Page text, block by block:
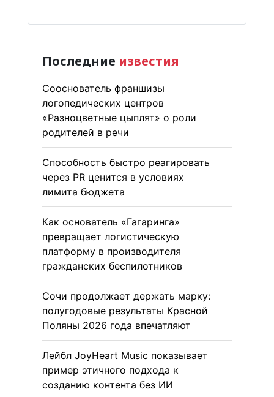
Последние известия
Сооснователь франшизы
логопедических центров
«Разноцветные цыплят» о роли
родителей в речи
Способность быстро реагировать
через PR ценится в условиях
лимита бюджета
Как основатель «Гагаринга»
превращает логистическую
платформу в производителя
гражданских беспилотников
Сочи продолжает держать марку:
полугодовые результаты Красной
Поляны 2026 года впечатляют
Лейбл JoyHeart Music показывает
пример этичного подхода к
созданию контента без ИИ